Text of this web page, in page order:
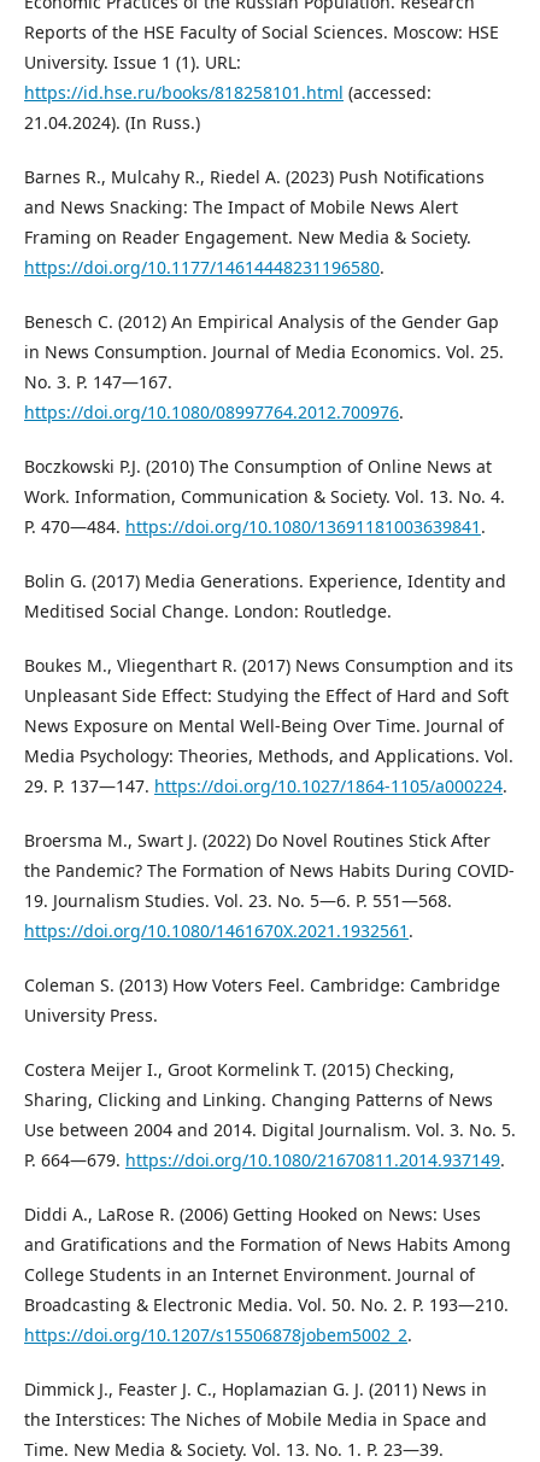
Reports of the HSE Faculty of Social Sciences. Moscow: HSE
University. Issue 1 (1). URL:
https://id.hse.ru/books/818258101.html (accessed:
21.04.2024). (In Russ.)
Barnes R., Mulcahy R., Riedel A. (2023) Push Notifications
and News Snacking: The Impact of Mobile News Alert
Framing on Reader Engagement. New Media & Society.
https://doi.org/10.1177/14614448231196580.
Benesch C. (2012) An Empirical Analysis of the Gender Gap
in News Consumption. Journal of Media Economics. Vol. 25.
No. 3. P. 147—167.
https://doi.org/10.1080/08997764.2012.700976.
Boczkowski P.J. (2010) The Consumption of Online News at
Work. Information, Communication & Society. Vol. 13. No. 4.
P. 470—484. https://doi.org/10.1080/13691181003639841 .
Bolin G. (2017) Media Generations. Experience, Identity and
Meditised Social Change. London: Routledge.
Boukes M., Vliegenthart R. (2017) News Consumption and its
Unpleasant Side Effect: Studying the Effect of Hard and Soft
News Exposure on Mental Well-Being Over Time. Journal of
Media Psychology: Theories, Methods, and Applications. Vol.
29. P. 137—147. https://doi.org/10.1027/1864-1105/a000224.
Broersma M., Swart J. (2022) Do Novel Routines Stick After
the Pandemic? The Formation of News Habits During COVID-
19. Journalism Studies. Vol. 23. No. 5—6. P. 551—568.
https://doi.org/10.1080/1461670X.2021.1932561 .
Coleman S. (2013) How Voters Feel. Cambridge: Cambridge
University Press.
Costera Meijer I., Groot Kormelink T. (2015) Checking,
Sharing, Clicking and Linking. Changing Patterns of News
Use between 2004 and 2014. Digital Journalism. Vol. 3. No. 5.
P. 664—679. https://doi.org/10.1080/21670811.2014.937149.
Diddi A., LaRose R. (2006) Getting Hooked on News: Uses
and Gratifications and the Formation of News Habits Among
College Students in an Internet Environment. Journal of
Broadcasting & Electronic Media. Vol. 50. No. 2. P. 193—210.
https://doi.org/10.1207/s15506878jobem5002_2.
Dimmick J., Feaster J. C., Hoplamazian G. J. (2011) News in
the Interstices: The Niches of Mobile Media in Space and
Time. New Media & Society. Vol. 13. No. 1. P. 23—39.